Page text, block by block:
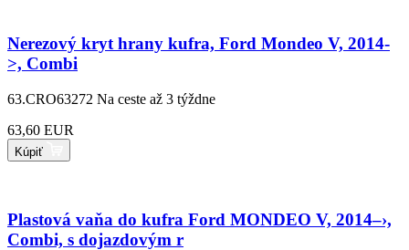
Nerezový kryt hrany kufra, Ford Mondeo V, 2014-
>, Combi
63.CRO63272 Na ceste až 3 týždne
63,60 EUR
Kúpiť
Plastová vaňa do kufra Ford MONDEO V, 2014–›,
Combi, s dojazdovým r